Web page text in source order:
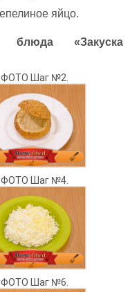
яйцо.
блюда «Закуска
ФОТО Шаг №2.
ФОТО Шаг №4.
ФОТО Шаг №6.